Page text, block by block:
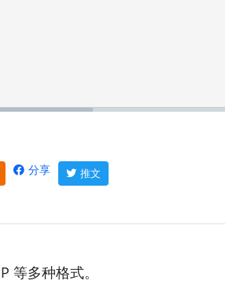
分享 推文
等多种格式。